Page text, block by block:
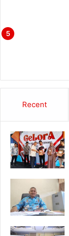
Recent